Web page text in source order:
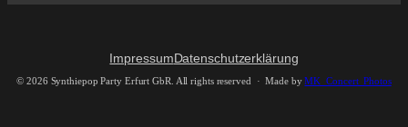
ImpressumDatenschutzerklärung
©2026 Synthiepop Party Erfurt GbR. All rights reserved · Made byMK_Concert_Photos